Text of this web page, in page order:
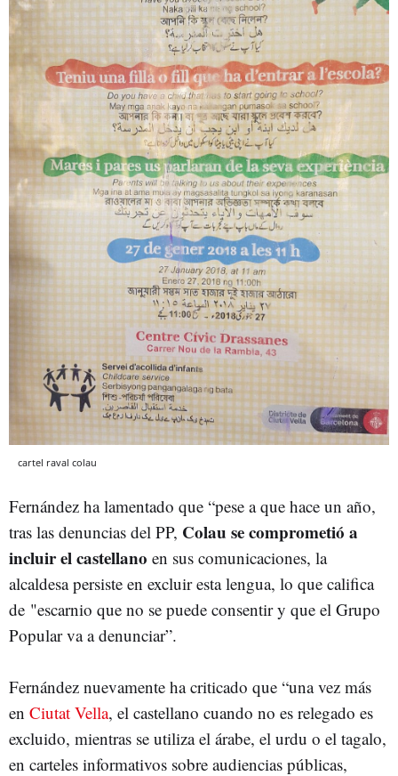
cartel raval colau
Fernández ha lamentado que “pese a que hace un año,
tras las denuncias del PP, Colau se comprometió a
incluir el castellano en sus comunicaciones, la
alcaldesa persiste en excluir esta lengua, lo que califica
de "escarnio que no se puede consentir y que el Grupo
Popular va a denunciar”.
Fernández nuevamente ha criticado que “una vez más
en Ciutat Vella, el castellano cuando no es relegado es
excluido, mientras se utiliza el árabe, el urdu o el tagalo,
en carteles informativos sobre audiencias públicas,